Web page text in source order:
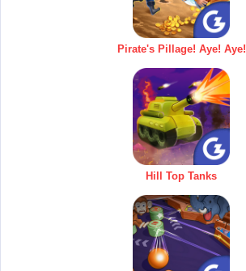
Pirate's Pillage! Aye! Aye!
Hill Top Tanks